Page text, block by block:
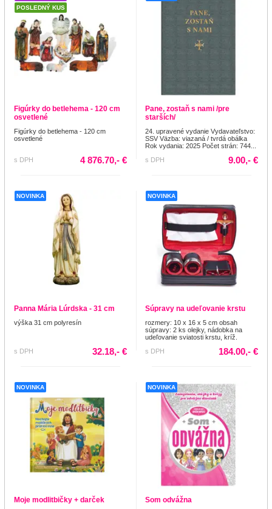
POSLEDNÝ KUS
Figúrky do betlehema - 120 cm
osvetlené
Figúrky do betlehema - 120 cm
osvetlené
s DPH 4 876.70,- €
Pane, zostaň s nami /pre
starších/
24. upravené vydanie Vydavateľstvo:
SSV Väzba: viazaná / tvrdá obálka
Rok vydania: 2025 Počet strán: 744...
s DPH
9.00,- €
NOVINKA
Panna Mária Lúrdska - 31 cm
výška 31 cm polyresín
s DPH 32.18,- €
NOVINKA
Súpravy na udeľovanie krstu
rozmery: 10 x 16 x 5 cm obsah
súpravy: 2 ks olejky, nádobka na
udeľovanie sviatosti krstu, kríž.
s DPH
184.00,- €
NOVINKA
Moje modlitbičky + darček
NOVINKA
Som odvážna